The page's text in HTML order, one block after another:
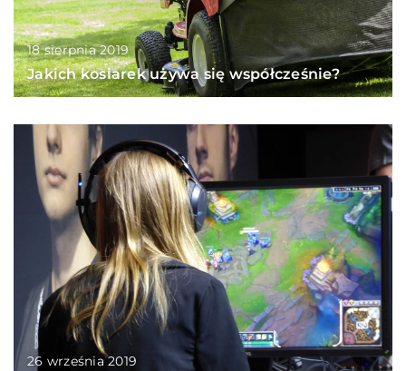
18 sierpnia 2019
Jakich kosiarek używa się współcześnie?
26 września 2019